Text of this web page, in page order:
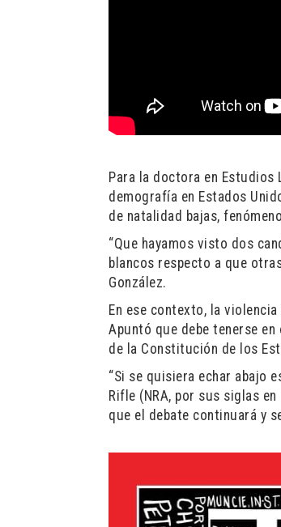
Para la doctora en Estudios
demografía en Estados
de natalidad bajas,
“Que hayamos visto dos
blancos respecto a que
González.
En ese contexto, la
Apuntó que debe tenerse
de la Constitución de los
“Si se quisiera echar abajo
Rifle (NRA, por sus siglas
que el debate continuará y